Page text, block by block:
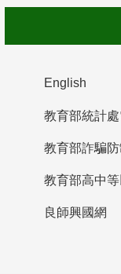
English
教育部詐騙
良師興國網